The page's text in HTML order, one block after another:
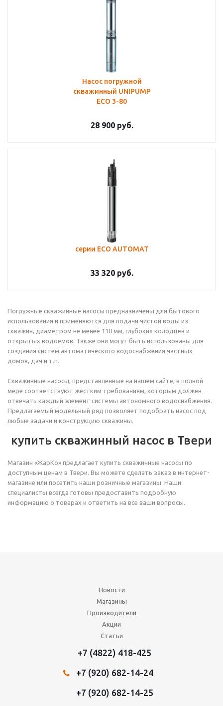
Насос погружной
скважинный UNIPUMP
ECO 3-80
28 900руб.
серии ECO AUTOMAT
33 320руб.
Погружные скважинные насосы предназначены для бытового
использования и применяются для подачи чистой воды из
скважин, диаметром не менее 110 мм, глубоких колодцев и
открытых водоемов. Также они могут быть использованы для
создания систем автоматического водоснабжения частных
домов, дач и т.п.
Скважинные насосы, представленные на нашем сайте, в полной
мере соответствуют жестким требованиям, которым должен
отвечать каждый элемент системы автономного водоснабжения.
Предлагаемый модельный ряд позволяет подобрать насос под
любые задачи и конструкцию скважины.
купить скважинный насос в Твери
Магазин «ЖарКо» предлагает купить скважинные насосы по
доступным ценам в Твери. Вы можете сделать заказ в интернет-
магазине или посетить наши розничные магазины. Наши
специалисты всегда готовы предоставить подробную
информацию о товарах и ответить на все ваши вопросы.
Новости
Магазины
Производители
Акции
Статьи
+7 (4822) 418-425
+7 (920) 682-14-24
+7 (920) 682-14-25